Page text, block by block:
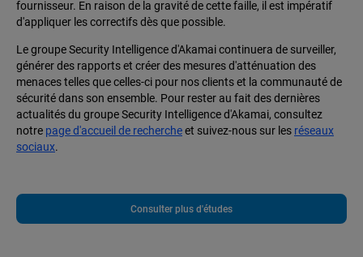
fournisseur. En raison de la gravité de cette faille, il est impératif
d'appliquer les correctifs dès que possible.
Le groupe Security Intelligence d'Akamai continuera de surveiller,
générer des rapports et créer des mesures d'atténuation des
menaces telles que celles-ci pour nos clients et la communauté de
sécurité dans son ensemble. Pour rester au fait des dernières
actualités du groupe Security Intelligence d'Akamai, consultez
notre page d'accueil de rechercheet suivez-nous sur les réseaux
sociaux.
Consulter plus d'études